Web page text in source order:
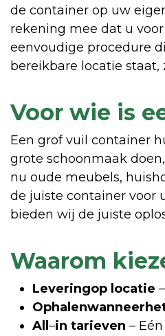
de container op uw
rekening mee dat u
eenvoudige procedure
bereikbare locatie
Voor wie is
Een grof vuil container
grote schoonmaak
nu oude meubels,
de juiste container voor
bieden wij de juiste
Waarom
Leveringop locatie
Ophalenwanneer
All –in tarieven –